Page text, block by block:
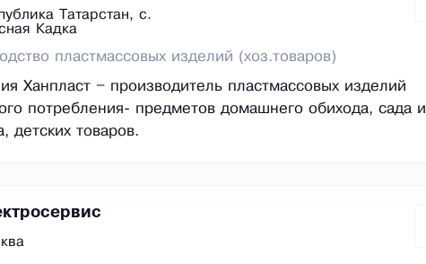
Татарстан, с.
Кадка
пластмассовых изделий (хоз.товаров)
Ханпласт – производитель пластмассовых изделий
потребления- предметов домашнего обихода, сада и
детских товаров.